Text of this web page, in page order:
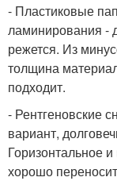
- Пластиковые
ламинирования -
режется. Из
толщина
подходит.
- Рентгеновские
вариант,
Горизонтальное
хорошо